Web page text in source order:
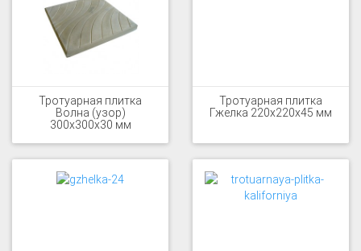
Тротуарная плитка
Волна (узор)
300x300x30 мм
Тротуарная плитка
Гжелка 220x220x45 мм